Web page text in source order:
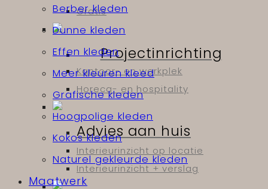
Gratis
Projectinrichting
Kantoor- en werkplek
Horeca- en hospitality
Advies aan huis
Interieurinzicht op locatie
Interieurinzicht + verslag
Berber kleden
Dunne kleden
Effen kleden
Meer kleuren kleed
Grafische kleden
Hoogpolige kleden
Kokos kleden
Naturel gekleurde kleden
Maatwerk